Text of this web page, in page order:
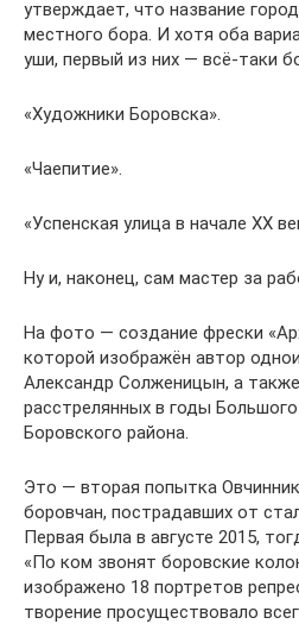
утверждает, что название
местного бора. И хотя оба
уши, первый из них — всё-таки
«Художники Боровска».
«Чаепитие».
«Успенская улица в начале ХХ
Ну и, наконец, сам мастер за
На фото — создание фрески
которой изображён автор
Александр Солженицын, а
расстрелянных в годы
Боровского района.
Это — вторая попытка
боровчан, пострадавших от
Первая была в августе 2015,
«По ком звонят боровские
изображено 18 портретов
творение просуществовало